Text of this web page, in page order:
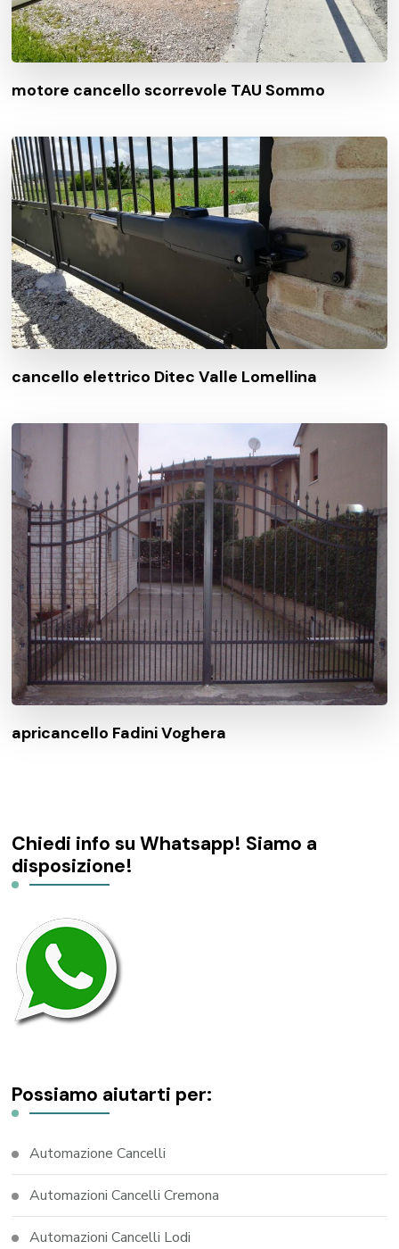
motore cancello scorrevole TAU Sommo
cancello elettrico Ditec Valle Lomellina
apricancello Fadini Voghera
Chiedi info su Whatsapp! Siamo a
disposizione!
Possiamo aiutarti per:
Automazione Cancelli
Automazioni Cancelli Cremona
Automazioni Cancelli Lodi